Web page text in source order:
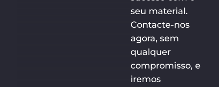
seu material.
Contacte-nos
agora, sem
qualquer
compromisso, e
iremos